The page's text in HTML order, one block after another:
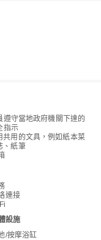
遵守當地政府機關下達的
指示
共用的文具，例如紙本菜
、紙筆
連接
設施
/按摩浴缸